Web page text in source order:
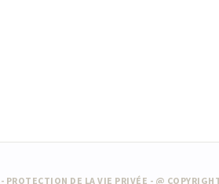
- PROTECTION DE LA VIE PRIVÉE - @